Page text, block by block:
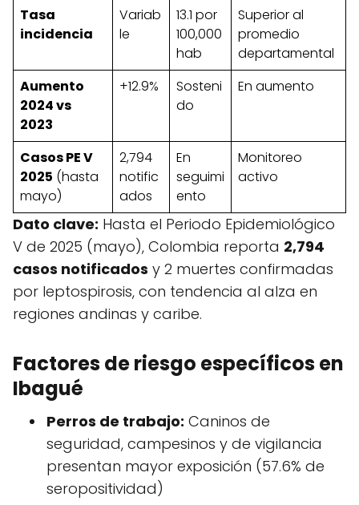
Tasa
incidencia
Variab
le
13.1 por
100,000
hab
Superior al
promedio
departamental
Aumento
2024 vs
2023
+12.9%
Sosteni
do
En aumento
Casos PE V
2025 (hasta
mayo)
2,794
notific
ados
En
seguimi
ento
Monitoreo
activo
Dato clave: Hasta el Periodo Epidemiológico
V de 2025 (mayo), Colombia reporta 2,794
casos notificados y 2 muertes confirmadas
por leptospirosis, con tendencia al alza en
regiones andinas y caribe.
Factores de riesgo específicos en
Ibagué
Perros de trabajo: Caninos de
seguridad, campesinos y de vigilancia
presentan mayor exposición (57.6% de
seropositividad)